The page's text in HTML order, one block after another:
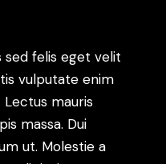
sed felis eget velit
vulputate enim
Lectus mauris
massa. Dui
ut. Molestie a